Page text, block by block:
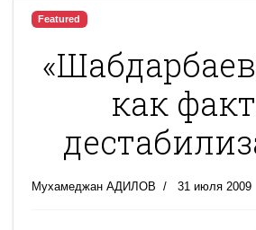
Featured
как
Мухамеджан АДИЛОВ 31 июля 2009